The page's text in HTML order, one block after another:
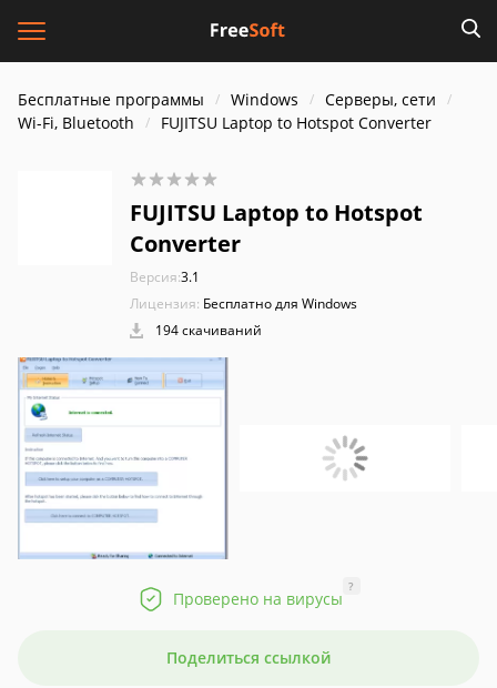
Бесплатные программы Windows
Серверы, сети
Wi-Fi, Bluetooth
FUJITSU Laptop to Hotspot Converter
FUJITSU Laptop to Hotspot
Converter
Версия:3.1
Лицензия: Бесплатно для Windows
194 скачиваний
Проверено на вирусы
?
Поделиться ссылкой